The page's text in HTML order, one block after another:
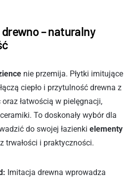
– naturalny
nie przemija. Płytki imitujące
ciepło i przytulność drewna z
łatwością w pielęgnacji,
To doskonały wybór dla
do swojej łazienki elementy
trwałości i praktyczności.
Imitacja drewna wprowadza